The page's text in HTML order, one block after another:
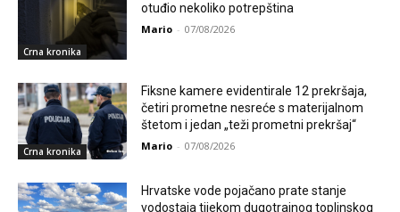
Crna kronika
otuđio nekoliko potrepština
Mario - 07/08/2026
Crna kronika
Fiksne kamere evidentirale 12 prekršaja,
četiri prometne nesreće s materijalnom
štetom i jedan „teži prometni prekršaj“
Mario - 07/08/2026
Hrvatske vode pojačano prate stanje
vodostaja tijekom dugotrajnog toplinskog